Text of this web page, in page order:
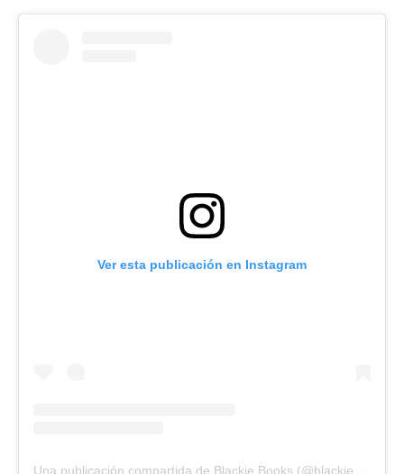
Ver esta publicación en Instagram